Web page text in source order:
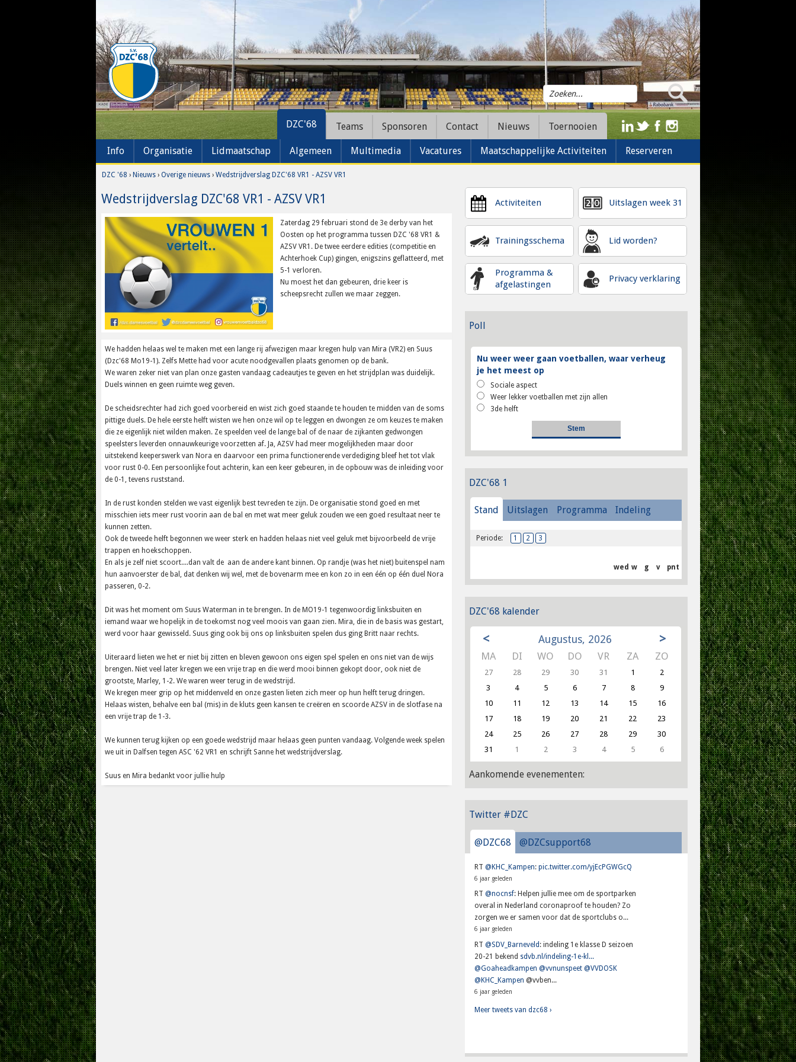
DZC'68
Info Organisatie Lidmaatschap Algemeen Multimedia Vacatures Maatschappelijke Activiteiten Reserveren
Teams Sponsoren Contact Nieuws Toernooien
DZC '68 › Nieuws ›Overige nieuws ›Wedstrijdverslag DZC'68 VR1 - AZSV VR1
Wedstrijdverslag DZC'68 VR1 - AZSV VR1
Zaterdag 29 februari stond de 3e derby van het
Oosten op het programma tussen DZC '68 VR1 &
AZSV VR1. De twee eerdere edities (competitie en
Achterhoek Cup) gingen, enigszins geflatteerd, met
5-1 verloren.
Nu moest het dan gebeuren, drie keer is
scheepsrecht zullen we maar zeggen.
We hadden helaas wel te maken met een lange rij afwezigen maar kregen hulp van Mira (VR2) en Suus
(Dzc'68 Mo19-1). Zelfs Mette had voor acute noodgevallen plaats genomen op de bank.
We waren zeker niet van plan onze gasten vandaag cadeautjes te geven en het strijdplan was duidelijk.
Duels winnen en geen ruimte weg geven.
De scheidsrechter had zich goed voorbereid en wist zich goed staande te houden te midden van de soms
pittige duels. De hele eerste helft wisten we hen onze wil op te leggen en dwongen ze om keuzes te maken
die ze eigenlijk niet wilden maken. Ze speelden veel de lange bal of de naar de zijkanten gedwongen
speelsters leverden onnauwkeurige voorzetten af. Ja, AZSV had meer mogelijkheden maar door
uitstekend keeperswerk van Nora en daarvoor een prima functionerende verdediging bleef het tot vlak
voor rust 0-0. Een persoonlijke fout achterin, kan een keer gebeuren, in de opbouw was de inleiding voor
de 0-1, tevens ruststand.
In de rust konden stelden we vast eigenlijk best tevreden te zijn. De organisatie stond goed en met
misschien iets meer rust voorin aan de bal en met wat meer geluk zouden we een goed resultaat neer te
kunnen zetten.
Ook de tweede helft begonnen we weer sterk en hadden helaas niet veel geluk met bijvoorbeeld de vrije
trappen en hoekschoppen.
En als je zelf niet scoort....dan valt de aan de andere kant binnen. Op randje (was het niet) buitenspel nam
hun aanvoerster de bal, dat denken wij wel, met de bovenarm mee en kon zo in een één op één duel Nora
passeren, 0-2.
Dit was het moment om Suus Waterman in te brengen. In de MO19-1 tegenwoordig linksbuiten en
iemand waar we hopelijk in de toekomst nog veel moois van gaan zien. Mira, die in de basis was gestart,
werd voor haar gewisseld. Suus ging ook bij ons op linksbuiten spelen dus ging Britt naar rechts.
Uiteraard lieten we het er niet bij zitten en bleven gewoon ons eigen spel spelen en ons niet van de wijs
brengen. Niet veel later kregen we een vrije trap en die werd mooi binnen gekopt door, ook niet de
grootste, Marley, 1-2. We waren weer terug in de wedstrijd.
We kregen meer grip op het middenveld en onze gasten lieten zich meer op hun helft terug dringen.
Helaas wisten, behalve een bal (mis) in de kluts geen kansen te creëren en scoorde AZSV in de slotfase na
een vrije trap de 1-3.
We kunnen terug kijken op een goede wedstrijd maar helaas geen punten vandaag. Volgende week spelen
we uit in Dalfsen tegen ASC '62 VR1 en schrijft Sanne het wedstrijdverslag.
Suus en Mira bedankt voor jullie hulp
Activiteiten
Trainingsschema
Programma &
afgelastingen
Uitslagen week 31
Lid worden?
Privacy verklaring
Poll
Nu weer weer gaan voetballen, waar verheug
je het meest op
Sociale aspect
Weer lekker voetballen met zijn allen
3de helft
DZC'68 1
Stand Uitslagen Programma Indeling
Periode: 1 2 3
wed w g v pnt
DZC'68 kalender
< Augustus, 2026 >
MA DI WO DO VR ZA ZO
27 28 29 30 31 1
2
3
4 5 6 7 8
9
10
11 12 13 14 15
16
17
18 19 20 21 22
23
24
25 26 27 28 29
30
31
1 2 3 4 5 6
Aankomende evenementen:
Twitter #DZC
@DZC68 @DZCsupport68
RT@KHC_Kampen:pic.twitter.com/yjEcPGWGcQ
6 jaar geleden
RT@nocnsf: Helpen jullie mee om de sportparken
overal in Nederland coronaproof te houden? Zo
zorgen we er samen voor dat de sportclubs o...
6 jaar geleden
RT@SDV_Barneveld : indeling 1e klasse D seizoen
20-21 bekend sdvb.nl/indeling-1e-kl...
@Goaheadkampen @vvnunspeet @VVDOSK
@KHC_Kampen @vvben...
6 jaar geleden
Meer tweets van dzc68 ›